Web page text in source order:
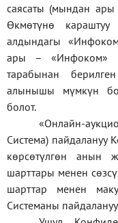
саясаты (мындан ары
Өкмөтүнө
алдындагы
ары –«Инфоком»
тарабынан
алынышы мүмкүн
болот.
«Онлайн-
Система) пайдалануу
көрсөтүлгөн анын
шарттары менен
шарттар менен
Системаны